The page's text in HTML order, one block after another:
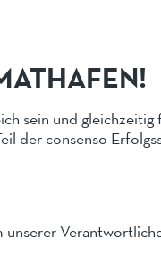
sein und
der consenso